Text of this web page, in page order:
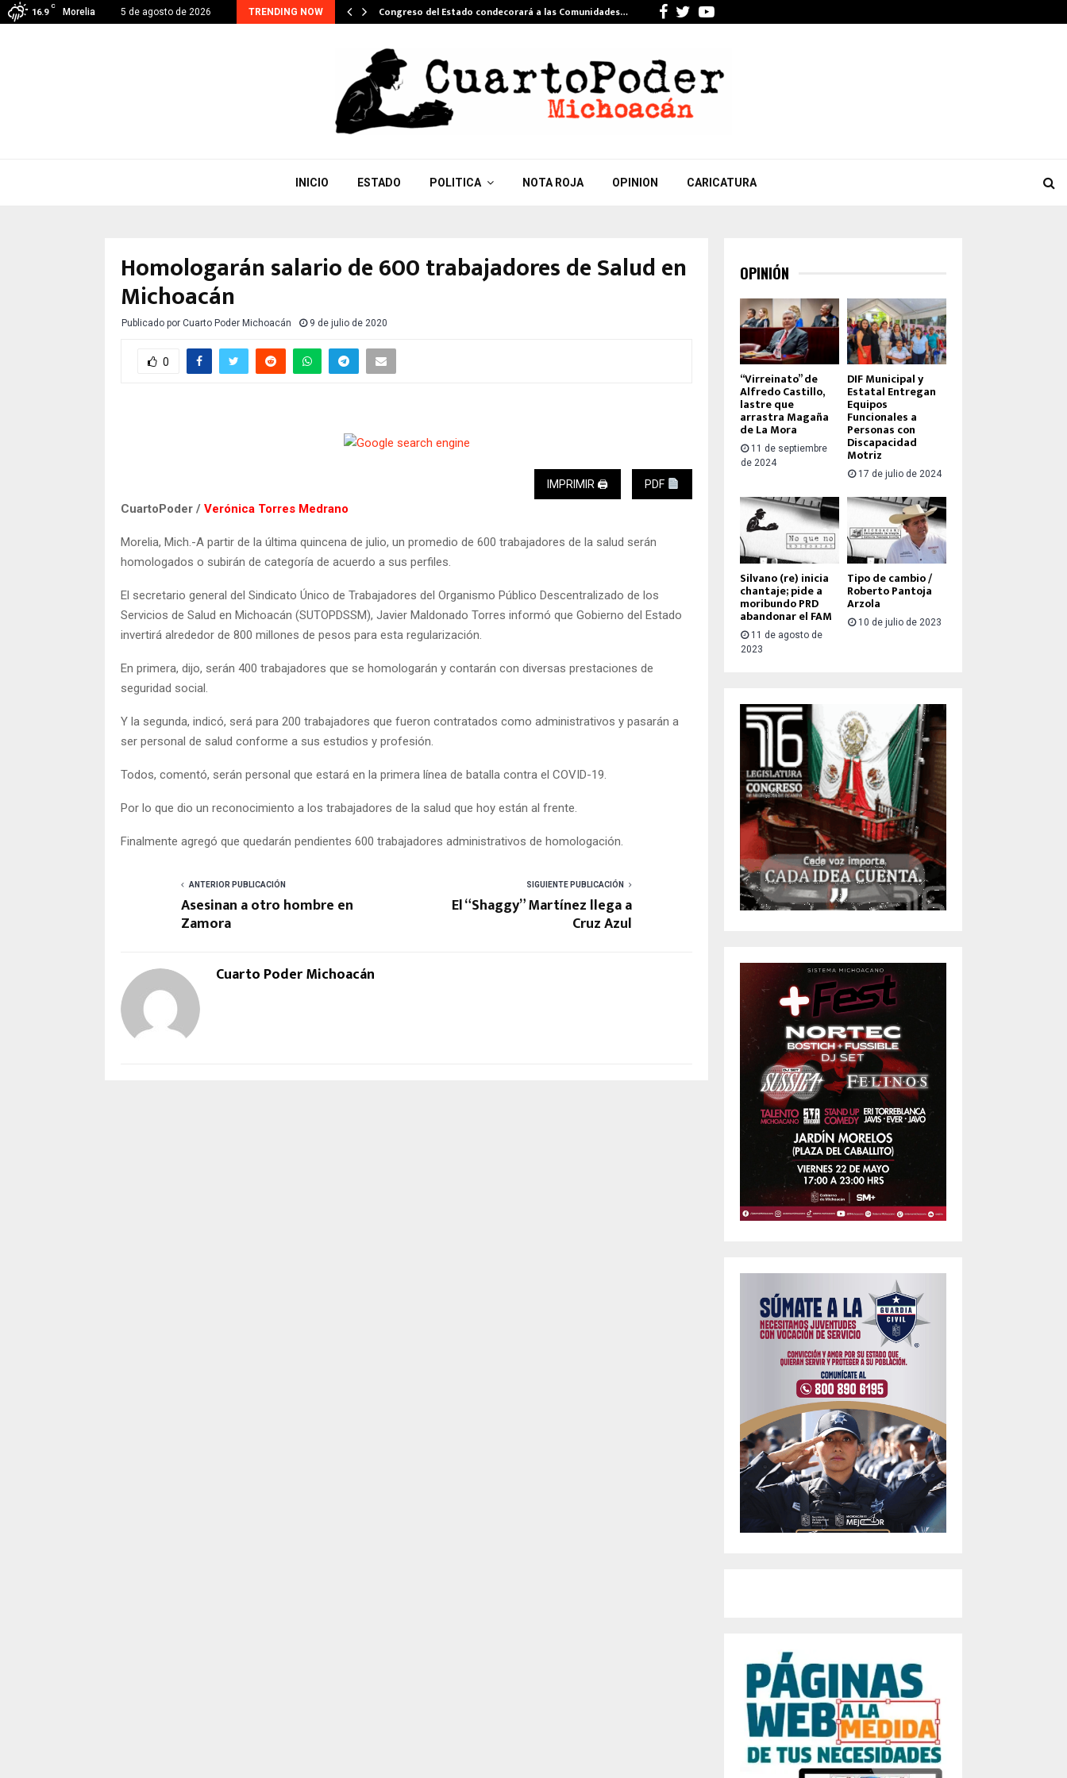
16.9
C
Morelia 5 de agosto de 2026 TRENDING NOW
suma 48 detenidos por extorsión; el… Congreso del Estado condecorará a las Comunidades… Facebook
TwitterYoutube
INICIO ESTADO POLITICA NOTA ROJA OPINION CARICATURA
Homologarán salario de 600 trabajadores de Salud en
Michoacán
Publicado por Cuarto Poder Michoacán 9 de julio de 2020
0
IMPRIMIR 🖨 PDF
CuartoPoder / Verónica Torres Medrano
Morelia, Mich.-A partir de la última quincena de julio, un promedio de 600 trabajadores de la salud serán
homologados o subirán de categoría de acuerdo a sus perfiles.
El secretario general del Sindicato Único de Trabajadores del Organismo Público Descentralizado de los
Servicios de Salud en Michoacán (SUTOPDSSM), Javier Maldonado Torres informó que Gobierno del Estado
invertirá alrededor de 800 millones de pesos para esta regularización.
En primera, dijo, serán 400 trabajadores que se homologarán y contarán con diversas prestaciones de
seguridad social.
Y la segunda, indicó, será para 200 trabajadores que fueron contratados como administrativos y pasarán a
ser personal de salud conforme a sus estudios y profesión.
Todos, comentó, serán personal que estará en la primera línea de batalla contra el COVID-19.
Por lo que dio un reconocimiento a los trabajadores de la salud que hoy están al frente.
Finalmente agregó que quedarán pendientes 600 trabajadores administrativos de homologación.
ANTERIOR PUBLICACIÓN
Asesinan a otro hombre en
Zamora
SIGUIENTE PUBLICACIÓN
El “Shaggy” Martínez llega a
Cruz Azul
Cuarto Poder Michoacán
OPINIÓN
“Virreinato” de
Alfredo Castillo,
lastre que
arrastra Magaña
de La Mora
11 de septiembre
de 2024
DIF Municipal y
Estatal Entregan
Equipos
Funcionales a
Personas con
Discapacidad
Motriz
17 de julio de 2024
Silvano (re) inicia
chantaje; pide a
moribundo PRD
abandonar el FAM
11 de agosto de
2023
Tipo de cambio /
Roberto Pantoja
Arzola
10 de julio de 2023